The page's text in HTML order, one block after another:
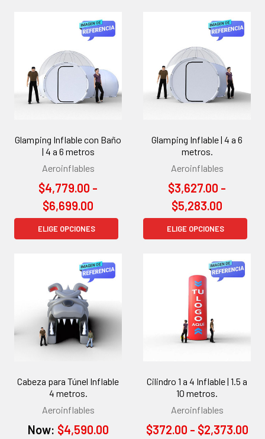
Glamping Inflable con Baño
| 4 a 6 metros
Aeroinflables
$4,779.00 -
$6,699.00
ELIGE OPCIONES
Glamping Inflable | 4 a 6
metros.
Aeroinflables
$3,627.00 -
$5,283.00
ELIGE OPCIONES
Cabeza para Túnel Inflable
4 metros.
Aeroinflables
Now: $4,590.00
Cilindro 1 a 4 Inflable | 1.5 a
10 metros.
Aeroinflables
$372.00 - $2,373.00